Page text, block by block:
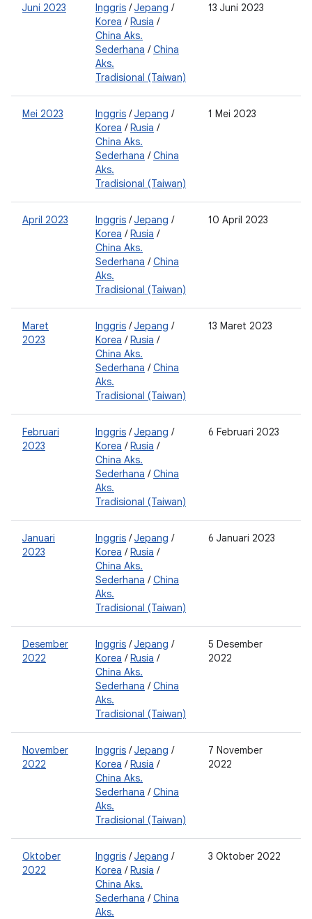
Juni 2023 Inggris /Jepang /
Korea /Rusia /
China Aks.
Sederhana /China
Aks.
Tradisional (Taiwan)
13 Juni 2023
Mei 2023 Inggris /Jepang /
Korea /Rusia /
China Aks.
Sederhana /China
Aks.
Tradisional (Taiwan)
1 Mei 2023
April 2023 Inggris /Jepang /
Korea /Rusia /
China Aks.
Sederhana /China
Aks.
Tradisional (Taiwan)
10 April 2023
Maret
2023
Inggris /Jepang /
Korea /Rusia /
China Aks.
Sederhana /China
Aks.
Tradisional (Taiwan)
13 Maret 2023
Februari
2023
Inggris /Jepang /
Korea /Rusia /
China Aks.
Sederhana /China
Aks.
Tradisional (Taiwan)
6 Februari 2023
Januari
2023
Inggris /Jepang /
Korea /Rusia /
China Aks.
Sederhana /China
Aks.
Tradisional (Taiwan)
6 Januari 2023
Desember
2022
Inggris /Jepang /
Korea /Rusia /
China Aks.
Sederhana /China
Aks.
Tradisional (Taiwan)
5 Desember
2022
November
2022
Inggris /Jepang /
Korea /Rusia /
China Aks.
Sederhana /China
Aks.
Tradisional (Taiwan)
7 November
2022
Oktober
2022
Inggris /Jepang /
Korea /Rusia /
China Aks.
Sederhana /China
Aks.
3 Oktober 2022